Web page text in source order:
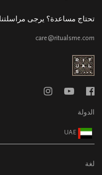
تحتاج مساعدة؟ يرجى مراسلتنا
care@ritualsme.com
الدولة
UAE
لغة